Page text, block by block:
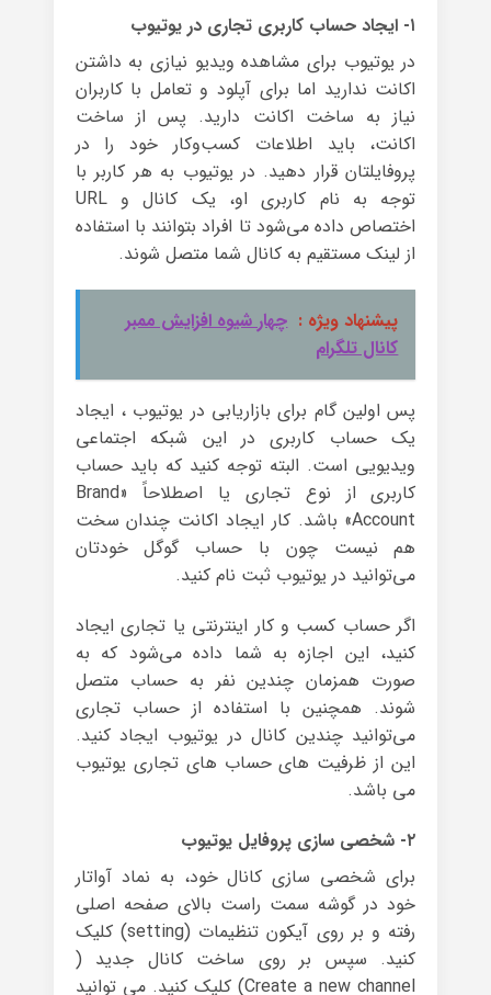
۱- ایجاد حساب کاربری تجاری در یوتیوب
در یوتیوب برای مشاهده ویدیو نیازی به داشتن
اکانت ندارید اما برای آپلود و تعامل با کاربران
نیاز به ساخت اکانت دارید. پس از ساخت
اکانت، باید اطلاعات کسب‌وکار خود را در
پروفایلتان قرار دهید. در یوتیوب به هر کاربر با
توجه به نام کاربری او، یک کانال و URL
اختصاص داده می‌شود تا افراد بتوانند با استفاده
از لینک مستقیم به کانال شما متصل شوند.
پیشنهاد ویژه : چهار شیوه افزایش ممبر
کانال تلگرام
پس اولین گام برای بازاریابی در یوتیوب ، ایجاد
یک حساب کاربری در این شبکه اجتماعی
ویدیویی است. البته توجه کنید که باید حساب
کاربری از نوع تجاری یا اصطلاحاً «Brand
Account» باشد. کار ایجاد اکانت چندان سخت
هم نیست چون با حساب گوگل خودتان
می‌توانید در یوتیوب ثبت نام کنید.
اگر حساب کسب و کار اینترنتی یا تجاری ایجاد
کنید، این اجازه به شما داده می‌شود که به
صورت همزمان چندین نفر به حساب متصل
شوند. همچنین با استفاده از حساب تجاری
می‌توانید چندین کانال در یوتیوب ایجاد کنید.
این از ظرفیت های حساب های تجاری یوتیوب
می باشد.
۲- شخصی سازی پروفایل یوتیوب
برای شخصی سازی کانال خود، به نماد آواتار
خود در گوشه سمت راست بالای صفحه اصلی
رفته و بر روی آیکون تنظیمات (setting) کلیک
کنید. سپس بر روی ساخت کانال جدید (
Create a new channel) کلیک کنید. می توانید